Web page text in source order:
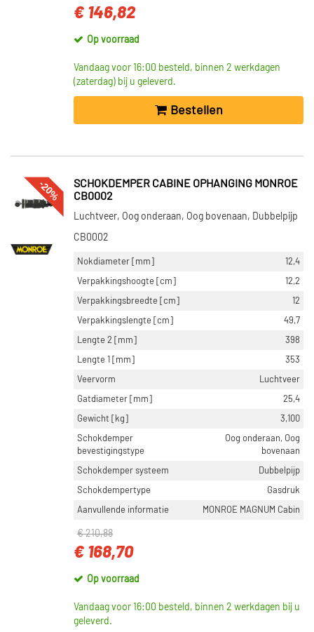
€ 146,82
Op voorraad
Vandaag voor 16:00 besteld, binnen 2 werkdagen
(zaterdag) bij u geleverd.
Bestellen
-20%
SCHOKDEMPER CABINE OPHANGING MONROE
CB0002
Luchtveer, Oog onderaan, Oog bovenaan, Dubbelpijp
CB0002
Nokdiameter [mm]
12,4
Verpakkingshoogte [cm]
12,2
Verpakkingsbreedte [cm]
12
Verpakkingslengte [cm]
49,7
Lengte 2 [mm]
398
Lengte 1 [mm]
353
Veervorm
Luchtveer
Gatdiameter [mm]
25,4
Gewicht [kg]
3,100
Schokdemper
bevestigingstype
Oog onderaan, Oog
bovenaan
Schokdemper systeem
Dubbelpijp
Schokdempertype
Gasdruk
Aanvullende informatie
MONROE MAGNUM Cabin
€ 210,88
€ 168,70
Op voorraad
Vandaag voor 16:00 besteld, binnen 2 werkdagen bij u
geleverd.